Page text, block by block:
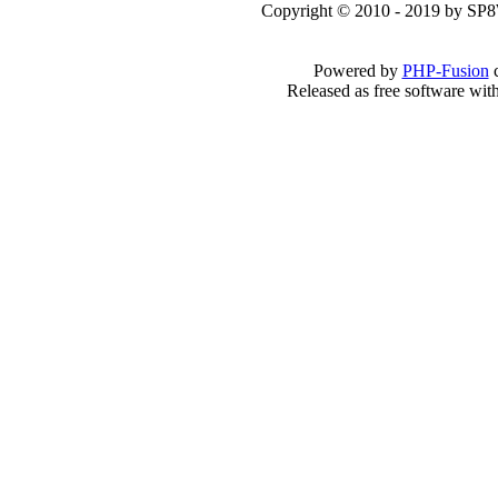
Copyright © 2010 - 2019 by
Powered by PHP-Fusion
Released as free software